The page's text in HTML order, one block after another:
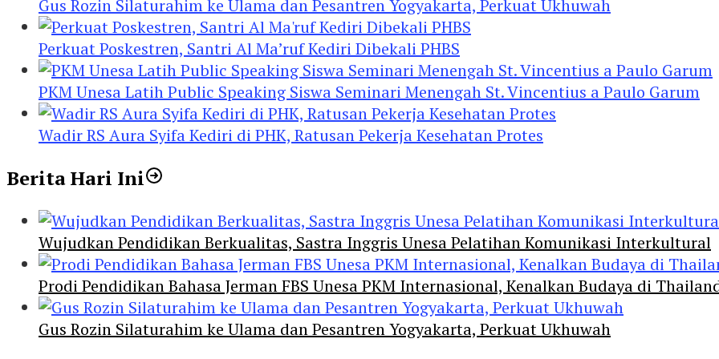
Gus Rozin Silaturahim ke Ulama dan Pesantren Yogyakarta, Perkuat Ukhuwah
Perkuat Poskestren, Santri Al Ma’ruf Kediri Dibekali PHBS
PKM Unesa Latih Public Speaking Siswa Seminari Menengah St. Vincentius a Paulo Garum
Wadir RS Aura Syifa Kediri di PHK, Ratusan Pekerja Kesehatan Protes
Berita Hari Ini
Wujudkan Pendidikan Berkualitas, Sastra Inggris Unesa Pelatihan Komunikasi Interkultural
Prodi Pendidikan Bahasa Jerman FBS Unesa PKM Internasional, Kenalkan Budaya di
Gus Rozin Silaturahim ke Ulama dan Pesantren Yogyakarta, Perkuat Ukhuwah